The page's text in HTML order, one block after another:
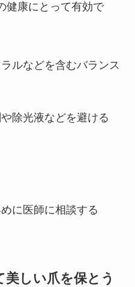
健康にとって有効で
ルなどを含むバランス
除光液などを避ける
に医師に相談する
しい爪を保とう